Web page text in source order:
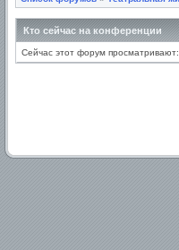
Кто сейчас на конференции
Сейчас этот форум